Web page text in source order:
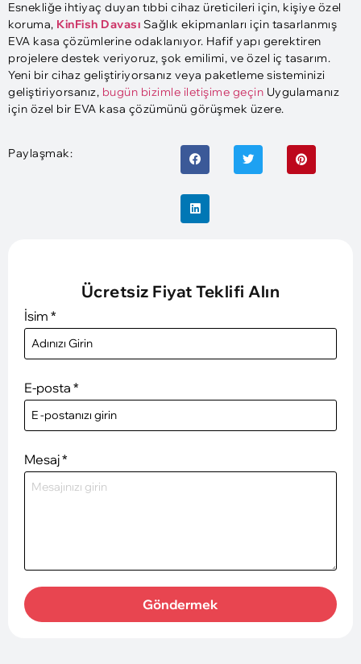
Esnekliğe ihtiyaç duyan tıbbi cihaz üreticileri için, kişiye özel
koruma, KinFish Davası Sağlık ekipmanları için tasarlanmış
EVA kasa çözümlerine odaklanıyor. Hafif yapı gerektiren
projelere destek veriyoruz, şok emilimi, ve özel iç tasarım.
Yeni bir cihaz geliştiriyorsanız veya paketleme sisteminizi
geliştiriyorsanız, bugün bizimle iletişime geçin Uygulamanız
için özel bir EVA kasa çözümünü görüşmek üzere.
Paylaşmak:
Ücretsiz Fiyat Teklifi Alın
İsim *
E-posta *
Mesaj*
Göndermek